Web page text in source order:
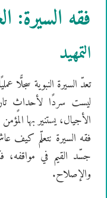
فقه السيرة:
التمهيد
تعدّ السيرة النبوية سجلًّا
ليست سردًا لأحداثٍ
الأجيال، يستنير بها
فقه السيرة نتعلّم كيف
جسّد القيم في مواقفه،
والإصلاح.